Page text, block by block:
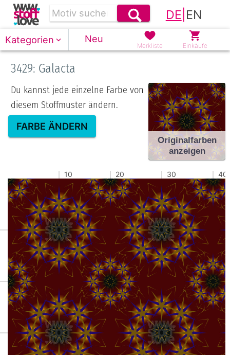
DE EN
Kategorien Neu
Merkliste Einkäufe
3429: Galacta
Du kannst jede einzelne Farbe von
diesem Stoffmuster ändern.
FARBE ÄNDERN
Originalfarben
anzeigen